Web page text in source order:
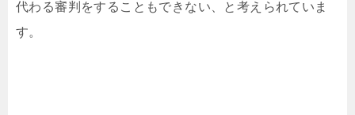
代わる審判をすることもできない、と考えられていま
す。